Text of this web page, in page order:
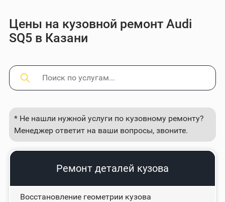
Цены на кузовной ремонт Audi
SQ5 в Казани
* Не нашли нужной услуги по кузовному ремонту?
Менеджер ответит на ваши вопросы, звоните.
Ремонт деталей кузова
Восстановление геометрии кузова